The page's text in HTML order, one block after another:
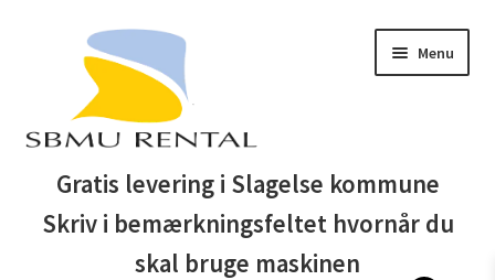
navigation
Menu
Forside
Auktionsbetingelser
Gratis levering i Slagelse kommune
Skriv i bemærkningsfeltet hvornår du
skal bruge maskinen